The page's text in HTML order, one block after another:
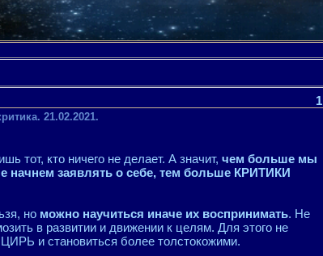
1
21.02.2021.
тот, кто ничего не делает. А значит,чем больше мы
начнем заявлять о себе, тем больше КРИТИКИ
но можно научиться иначе их воспринимать. Не
в развитии и движении к целям. Для этого не
и становиться более толстокожими.